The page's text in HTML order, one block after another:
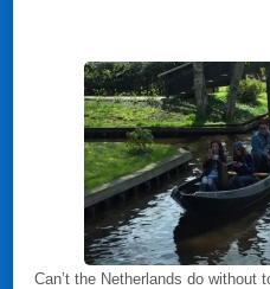
Can’t the Netherlands do without